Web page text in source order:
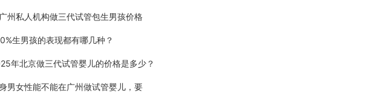
州私人机构做三代试管包生男孩价格
生男孩的表现都有哪几种？
年北京做三代试管婴儿的价格是多少？
男女性能不能在广州做试管婴儿，要